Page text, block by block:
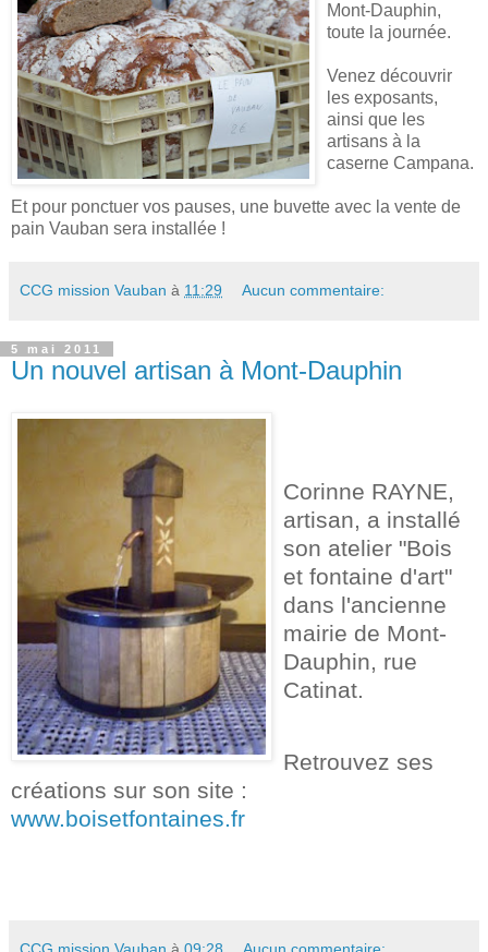
Mont-Dauphin,
toute la journée.
Venez découvrir
les exposants,
ainsi que les
artisans à la
caserne Campana.
Et pour ponctuer vos pauses, une buvette avec la vente de
pain Vauban sera installée !
CCG mission Vauban à 11:29 Aucun commentaire:
5 mai 2011
Un nouvel artisan à Mont-Dauphin
Corinne RAYNE,
artisan, a installé
son atelier "Bois
et fontaine d'art"
dans l'ancienne
mairie de Mont-
Dauphin, rue
Catinat.
Retrouvez ses
créations sur son site :
www.boisetfontaines.fr